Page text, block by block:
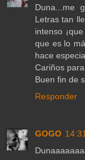
Duna...me
Letras tan
intenso
que es lo
hace
Cariños para
Buen fin de
Responder
GOGO 14:31